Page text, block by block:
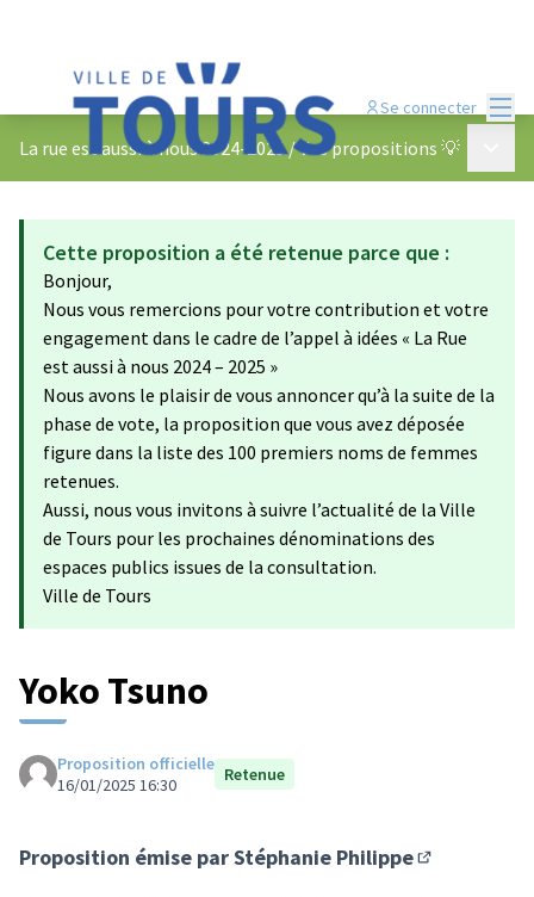
Se connecter
La rue est aussi à nous 2024-2025 /Vos propositions 💡
Cette proposition a été retenue parce que :
Bonjour,
Nous vous remercions pour votre contribution et votre
engagement dans le cadre de l’appel à idées « La Rue
est aussi à nous 2024 – 2025 »
Nous avons le plaisir de vous annoncer qu’à la suite de la
phase de vote, la proposition que vous avez déposée
figure dans la liste des 100 premiers noms de femmes
retenues.
Aussi, nous vous invitons à suivre l’actualité de la Ville
de Tours pour les prochaines dénominations des
espaces publics issues de la consultation.
Ville de Tours
Yoko Tsuno
Proposition officielle
16/01/2025 16:30
Retenue
Proposition émise parStéphanie Philippe